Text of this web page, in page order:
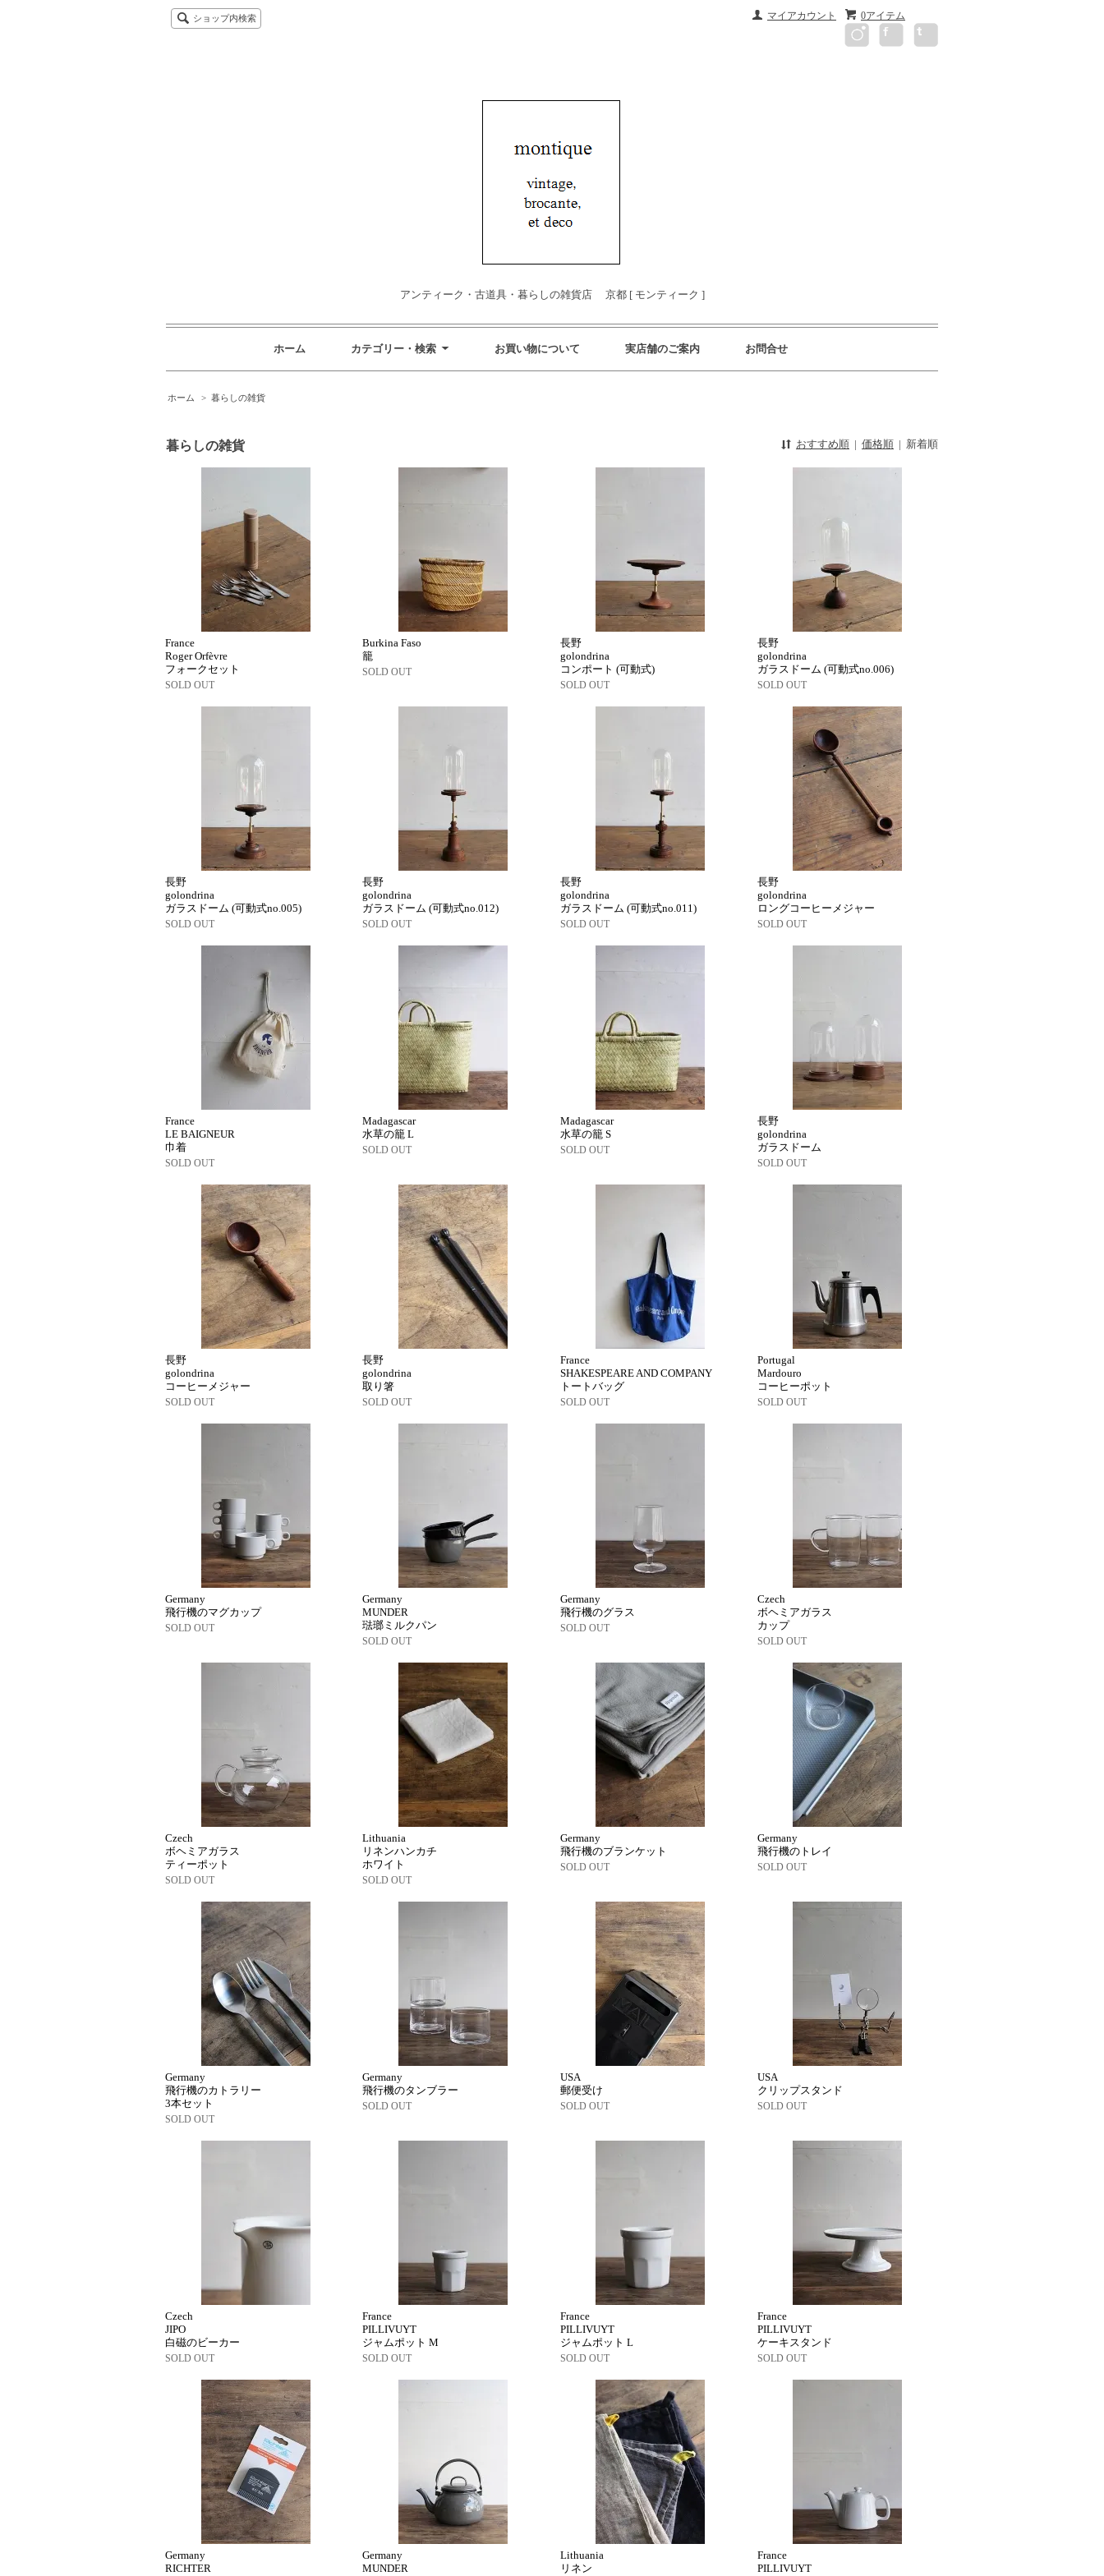
0アイテム
マイアカウント
ショップ内検索
アンティーク・古道具・暮らしの雑貨店 京都 [ モンティーク ]
ホーム カテゴリー・検索 お買い物について 実店舗のご案内 お問合せ
ホーム > 暮らしの雑貨
暮らしの雑貨 おすすめ順 | 価格順 | 新着順
France
Roger Orfèvre
フォークセット
SOLD OUT
Burkina Faso
籠
SOLD OUT
長野
golondrina
コンポート (可動式)
SOLD OUT
長野
golondrina
ガラスドーム (可動式no.006)
SOLD OUT
長野
golondrina
ガラスドーム (可動式no.005)
SOLD OUT
長野
golondrina
ガラスドーム (可動式no.012)
SOLD OUT
長野
golondrina
ガラスドーム (可動式no.011)
SOLD OUT
長野
golondrina
ロングコーヒーメジャー
SOLD OUT
France
LE BAIGNEUR
巾着
SOLD OUT
Madagascar
水草の籠 L
SOLD OUT
Madagascar
水草の籠 S
SOLD OUT
長野
golondrina
ガラスドーム
SOLD OUT
長野
golondrina
コーヒーメジャー
SOLD OUT
長野
golondrina
取り箸
SOLD OUT
France
SHAKESPEARE AND COMPANY
トートバッグ
SOLD OUT
Portugal
Mardouro
コーヒーポット
SOLD OUT
Germany
飛行機のマグカップ
SOLD OUT
Germany
MUNDER
琺瑯ミルクパン
SOLD OUT
Germany
飛行機のグラス
SOLD OUT
Czech
ボヘミアガラス
カップ
SOLD OUT
Czech
ボヘミアガラス
ティーポット
SOLD OUT
Lithuania
リネンハンカチ
ホワイト
SOLD OUT
Germany
飛行機のブランケット
SOLD OUT
Germany
飛行機のトレイ
SOLD OUT
Germany
飛行機のカトラリー
3本セット
SOLD OUT
Germany
飛行機のタンブラー
SOLD OUT
USA
郵便受け
SOLD OUT
USA
クリップスタンド
SOLD OUT
Czech
JIPO
白磁のビーカー
SOLD OUT
France
PILLIVUYT
ジャムポット M
SOLD OUT
France
PILLIVUYT
ジャムポット L
SOLD OUT
France
PILLIVUYT
ケーキスタンド
SOLD OUT
Germany
RICHTER
Germany
MUNDER
Lithuania
リネン
France
PILLIVUYT